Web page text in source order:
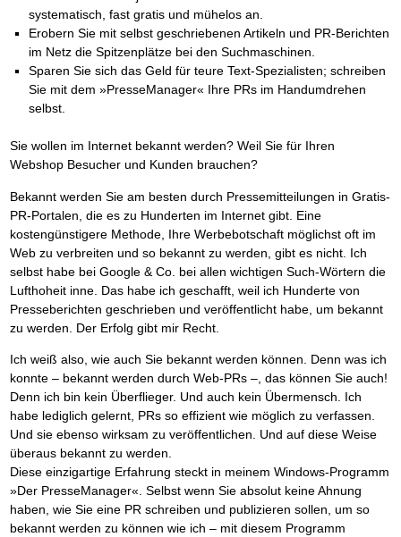
systematisch, fast gratis und mühelos an.
Erobern Sie mit selbst geschriebenen Artikeln und PR-Berichten
im Netz die Spitzenplätze bei den Suchmaschinen.
Sparen Sie sich das Geld für teure Text-Spezialisten; schreiben
Sie mit dem »PresseManager« Ihre PRs im Handumdrehen
selbst.
Sie wollen im Internet bekannt werden? Weil Sie für Ihren
Webshop Besucher und Kunden brauchen?
Bekannt werden Sie am besten durch Pressemitteilungen in Gratis-
PR-Portalen, die es zu Hunderten im Internet gibt. Eine
kostengünstigere Methode, Ihre Werbebotschaft möglichst oft im
Web zu verbreiten und so bekannt zu werden, gibt es nicht. Ich
selbst habe bei Google & Co. bei allen wichtigen Such-Wörtern die
Lufthoheit inne. Das habe ich geschafft, weil ich Hunderte von
Presseberichten geschrieben und veröffentlicht habe, um bekannt
zu werden. Der Erfolg gibt mir Recht.
Ich weiß also, wie auch Sie bekannt werden können. Denn was ich
konnte – bekannt werden durch Web-PRs –, das können Sie auch!
Denn ich bin kein Überflieger. Und auch kein Übermensch. Ich
habe lediglich gelernt, PRs so effizient wie möglich zu verfassen.
Und sie ebenso wirksam zu veröffentlichen. Und auf diese Weise
überaus bekannt zu werden.
Diese einzigartige Erfahrung steckt in meinem Windows-Programm
»Der PresseManager«. Selbst wenn Sie absolut keine Ahnung
haben, wie Sie eine PR schreiben und publizieren sollen, um so
bekannt werden zu können wie ich – mit diesem Programm